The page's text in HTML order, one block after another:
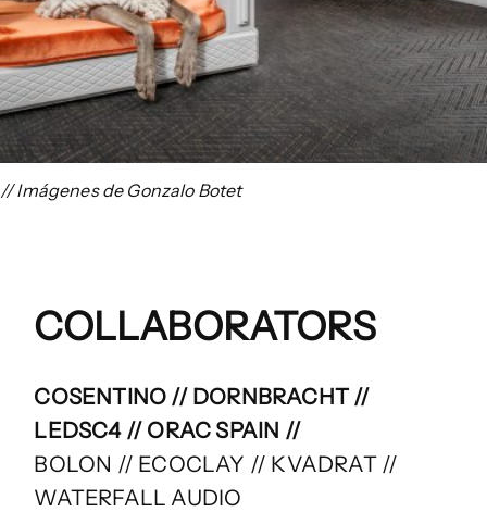
// Imágenes de Gonzalo Botet
COLLABORATORS
COSENTINO // DORNBRACHT //
LEDSC4 // ORAC SPAIN //
BOLON // ECOCLAY // KVADRAT //
WATERFALL AUDIO